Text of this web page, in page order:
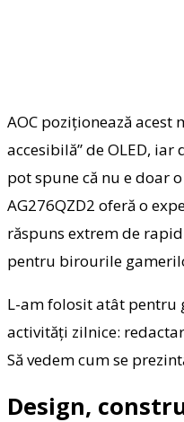
AOC poziționează acest
accesibilă” de OLED,
pot spune că nu e doar
AG276QZD2 oferă o
răspuns extrem de
pentru birourile
L-am folosit atât pentru
activități zilnice:
Să vedem cum se
Design,